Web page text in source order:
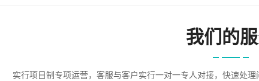
我们的
实行项目制专项运营，客服与客户实行一对一专人对接，快速处